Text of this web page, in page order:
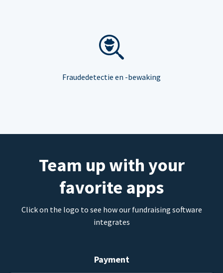
Fraudedetectie en -bewaking
Team up with your
favorite apps
Click on the logo to see how our fundraising software
integrates
Payment